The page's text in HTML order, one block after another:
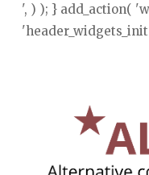
', ) ); } add_action(